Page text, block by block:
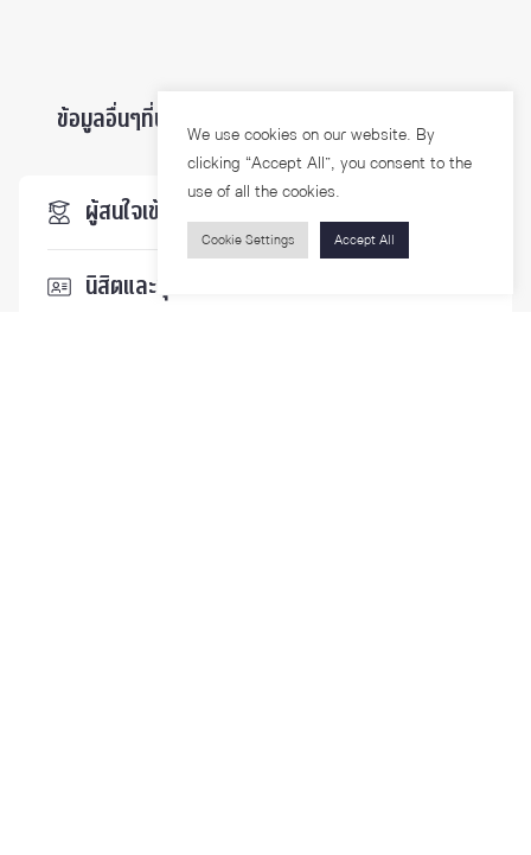
ข้อมูลอื่นๆที่น่าสนใจ ...
ผู้สนใจเข้าศึกษา
นิสิตและบุคลากร
We use cookies on our website. By
clicking “Accept All”, you consent to the
use of all the cookies.
Cookie Settings Accept All